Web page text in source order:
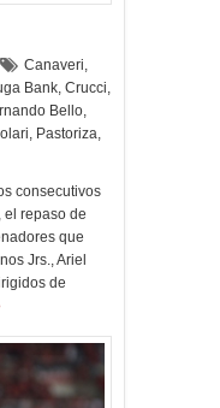
Canaveri,
Bank, Crucci,
Bello,
, Pastoriza,
consecutivos
el repaso de
que
Jrs., Ariel
de